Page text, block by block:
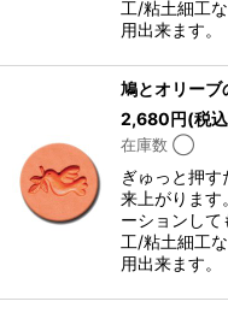
工/粘土細工
用出来ます。
鳩とオリー
2,680円(税
在庫数 ◯
ぎゅっと押
来上がります
ーションして
工/粘土細工
用出来ます。